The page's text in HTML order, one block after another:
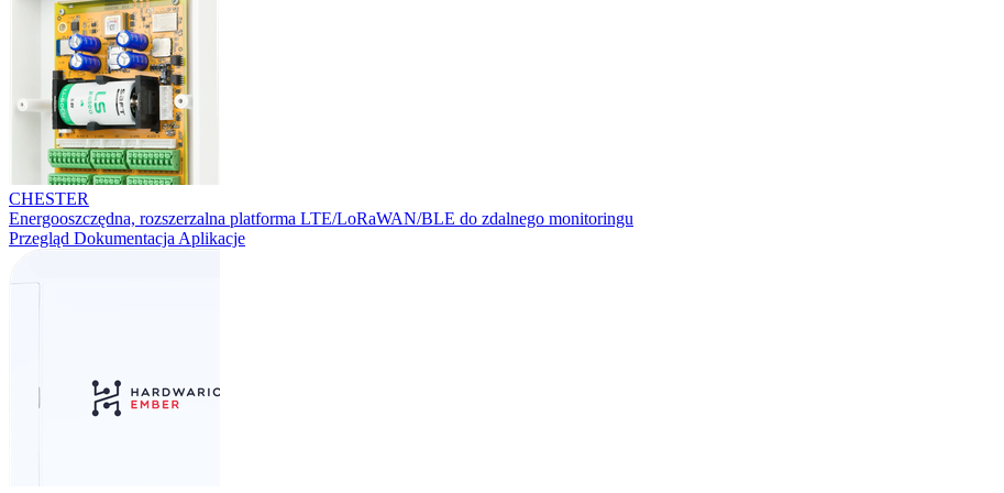
CHESTER
Energooszczędna, rozszerzalna platforma LTE/LoRaWAN/BLE do zdalnego monitoringu
Przegląd Dokumentacja Aplikacje